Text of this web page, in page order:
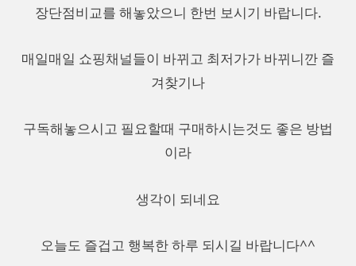
장단점비교를 해놓았으니 한번 보시기 바랍니다.
매일매일 쇼핑채널들이 바뀌고 최저가가 바뀌니깐 즐
겨찾기나
구독해놓으시고 필요할때 구매하시는것도 좋은 방법
이라
생각이 되네요
오늘도 즐겁고 행복한 하루 되시길 바랍니다^^